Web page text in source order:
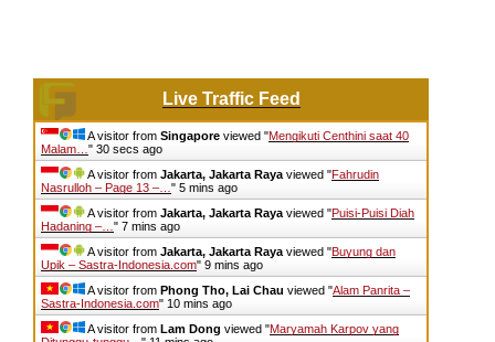
Live Traffic Feed
A visitor from Singapore viewed "Mengikuti Centhini saat 40
Malam… " 31 secs ago
A visitor from Jakarta, Jakarta Raya viewed "Fahrudin
Nasrulloh – Page 13 –… " 5 mins ago
A visitor from Jakarta, Jakarta Raya viewed "Puisi-Puisi Diah
Hadaning –… " 7 mins ago
A visitor from Jakarta, Jakarta Raya viewed "Buyung dan
Upik – Sastra-Indonesia.com" 9 mins ago
A visitor from Phong Tho, Lai Chau viewed "Alam Panrita –
Sastra-Indonesia.com" 10 mins ago
A visitor from Lam Dong viewed "Maryamah Karpov yang